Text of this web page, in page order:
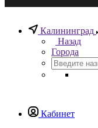
Калининград
Назад
Города
Кабинет